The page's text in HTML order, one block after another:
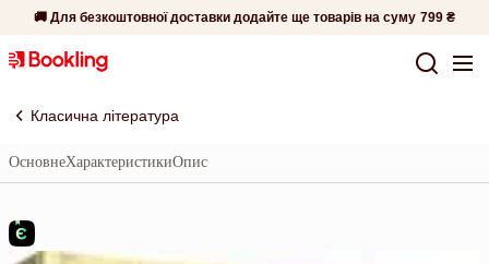
🚚 Для безкоштовної доставки додайте ще товарів на суму 799 ₴
Класична література
ОсновнеХарактеристикиОпис